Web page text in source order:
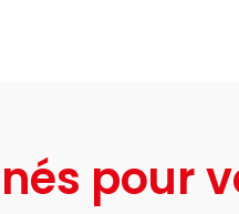
pour